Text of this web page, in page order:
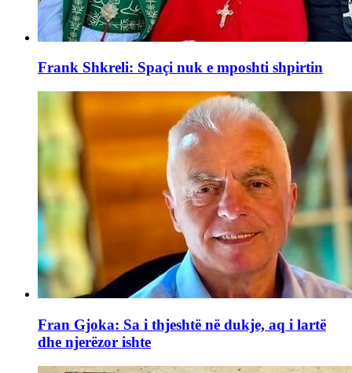
Frank Shkreli: Spaçi nuk e mposhti shpirtin
Fran Gjoka: Sa i thjeshtë në dukje, aq i lartë
dhe njerëzor ishte